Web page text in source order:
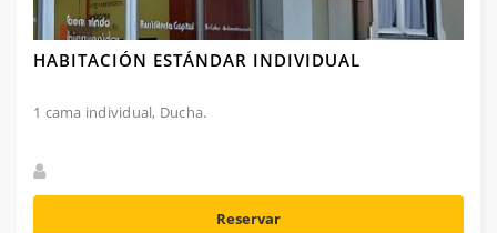
HABITACIÓN ESTÁNDAR INDIVIDUAL
1 cama individual, Ducha.
Reservar